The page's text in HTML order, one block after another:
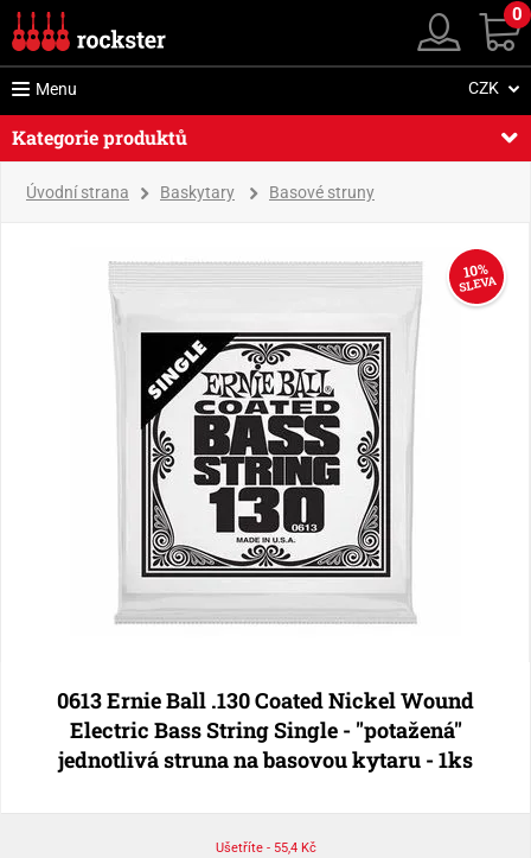
0
Menu CZK
Kategorie produktů
Úvodní strana Baskytary Basové struny
10%
SLEVA
0613 Ernie Ball .130 Coated Nickel Wound
Electric Bass String Single - "potažená"
jednotlivá struna na basovou kytaru - 1ks
Ušetříte - 55,4 Kč